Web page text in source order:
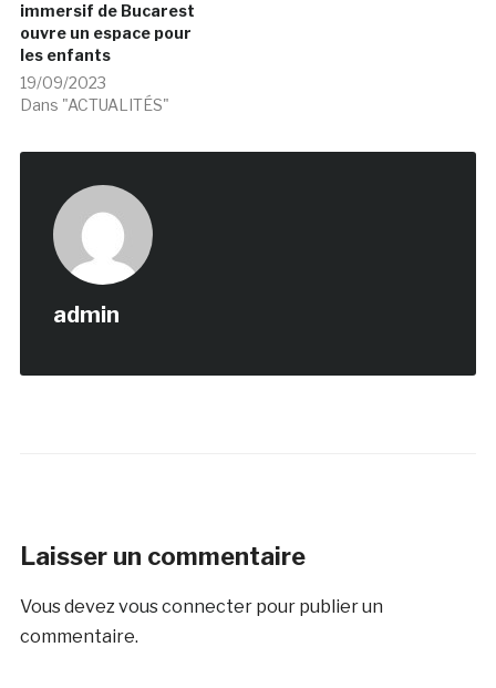
immersif de Bucarest
ouvre un espace pour
les enfants
19/09/2023
Dans "ACTUALITÉS"
admin
Laisser un commentaire
Vous devezvous connecterpour publier un
commentaire.